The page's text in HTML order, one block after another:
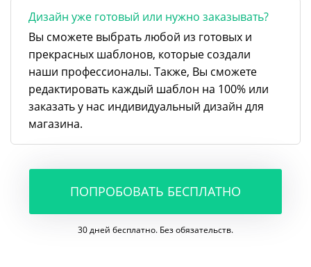
Дизайн уже готовый или нужно заказывать?
Вы сможете выбрать любой из готовых и
прекрасных шаблонов, которые создали
наши профессионалы. Также, Вы сможете
редактировать каждый шаблон на 100% или
заказать у нас индивидуальный дизайн для
магазина.
ПОПРОБОВАТЬ БЕСПЛАТНО
30 дней бесплатно. Без обязательств.